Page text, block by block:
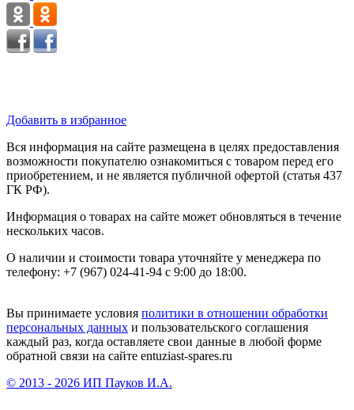
Добавить в избранное
Вся информация на сайте размещена в целях предоставления
возможности покупателю ознакомиться с товаром перед его
приобретением, и не является публичной офертой (статья 437
ГК РФ).
Информация о товарах на сайте может обновляться в течение
нескольких часов.
О наличии и стоимости товара уточняйте у менеджера по
телефону: +7 (967) 024-41-94 с 9:00 до 18:00.
Вы принимаете условия политики в отношении обработки
персональных данных и пользовательского соглашения
каждый раз, когда оставляете свои данные в любой форме
обратной связи на сайте entuziast-spares.ru
© 2013 - 2026 ИП Пауков И.А.